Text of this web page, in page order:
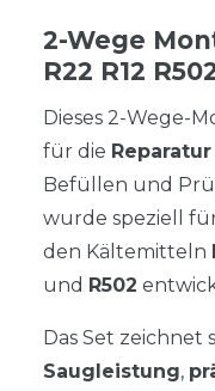
2-Wege
R22 R12
Dieses 2-Wege-
für die
Befüllen und
wurde speziell
den Kältemitteln
und R502
Das Set zeichnet
Saugleistung,